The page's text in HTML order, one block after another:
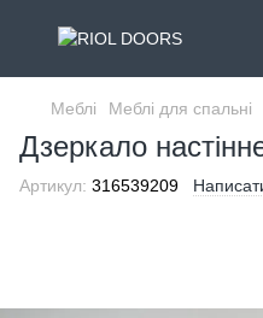
Меблі Меблі для спальні
Дзеркало
Артикул: 316539209